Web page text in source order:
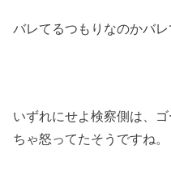
バレてるつもりなのかバ
いずれにせよ検察側は、
ちゃ怒ってたそうですね。